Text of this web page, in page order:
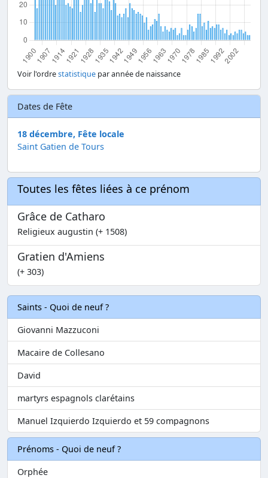
Voir l'ordrestatistique par année de naissance
Dates de Fête
18 décembre, Fête locale
Saint Gatien de Tours
Toutes les fêtes liées à ce prénom
Grâce de Catharo
Religieux augustin (+ 1508)
Gratien d'Amiens
(+ 303)
Saints - Quoi de neuf ?
Giovanni Mazzuconi
Macaire de Collesano
David
martyrs espagnols clarétains
Manuel Izquierdo Izquierdo et 59 compagnons
Prénoms - Quoi de neuf ?
Orphée